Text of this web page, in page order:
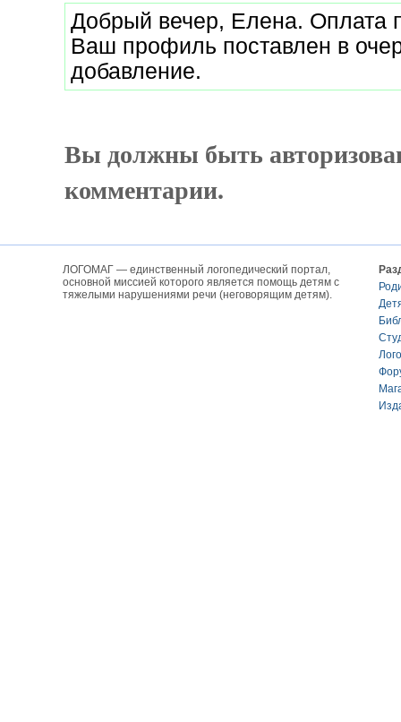
Добрый вечер, Елена. Оплата
Ваш профиль поставлен в
добавление.
Вы должны быть
комментарии.
ЛОГОМАГ — единственный логопедический портал,
основной миссией которого является помощь детям с
тяжелыми нарушениями речи (неговорящим детям).